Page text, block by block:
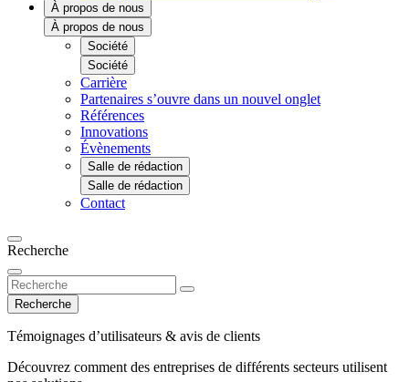
À propos de nous
À propos de nous
Société
Société
Carrière
Partenaires s’ouvre dans un nouvel onglet
Références
Innovations
Évènements
Salle de rédaction
Salle de rédaction
Contact
Recherche
Recherche
Témoignages d’utilisateurs & avis de clients
Découvrez comment des entreprises de différents secteurs utilisent